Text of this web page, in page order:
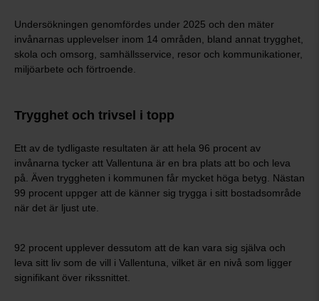
Undersökningen genomfördes under 2025 och den mäter
invånarnas upplevelser inom 14 områden, bland annat trygghet,
skola och omsorg, samhällsservice, resor och kommunikationer,
miljöarbete och förtroende.
Trygghet och trivsel i topp
Ett av de tydligaste resultaten är att hela 96 procent av
invånarna tycker att Vallentuna är en bra plats att bo och leva
på. Även tryggheten i kommunen får mycket höga betyg. Nästan
99 procent uppger att de känner sig trygga i sitt bostadsområde
när det är ljust ute.
92 procent upplever dessutom att de kan vara sig själva och
leva sitt liv som de vill i Vallentuna, vilket är en nivå som ligger
signifikant över rikssnittet.